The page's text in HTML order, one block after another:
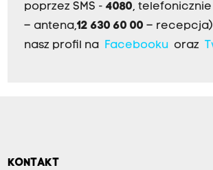
poprzez SMS - 4080, telefonicznie
– antena,12 630 60 00 –
nasz profil na
Facebookuoraz
KONTAKT